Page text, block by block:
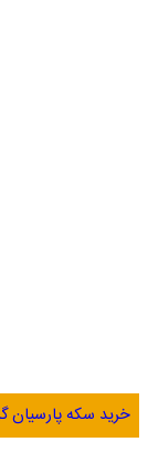
خرید سکه پارسیان